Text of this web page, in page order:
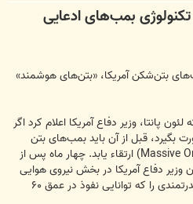
تکنولوژی بمب‌های ادعایی
بتن‌شکن آمریکا،‌ «بتن‌های هوشمند»
پانتا، وزیر دفاع آمریکا اعلام کرد اگر
بگیرد، قبل از آن باید بمب‌های بتن
شکن آمریکا (Massive Ordnance Penetrator) ارتقاء یابد. چهار ماه پس از
وزیر دفاع آمریکا در بخش نیروی هوایی
مدعی شد واشنگتن بزرگترین بمب قدرتمندی را که توانایی نفوذ در عمق ۶۰